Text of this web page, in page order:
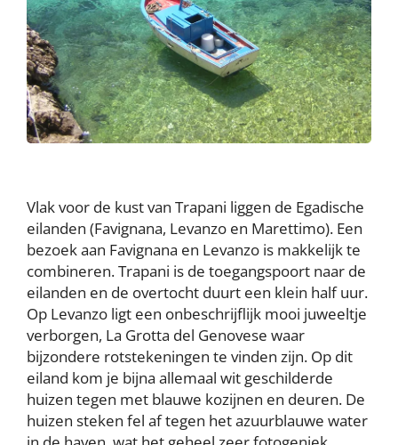
Vlak voor de kust van Trapani liggen de Egadische
eilanden (Favignana, Levanzo en Marettimo). Een
bezoek aan Favignana en Levanzo is makkelijk te
combineren. Trapani is de toegangspoort naar de
eilanden en de overtocht duurt een klein half uur.
Op Levanzo ligt een onbeschrijflijk mooi juweeltje
verborgen, La Grotta del Genovese waar
bijzondere rotstekeningen te vinden zijn. Op dit
eiland kom je bijna allemaal wit geschilderde
huizen tegen met blauwe kozijnen en deuren. De
huizen steken fel af tegen het azuurblauwe water